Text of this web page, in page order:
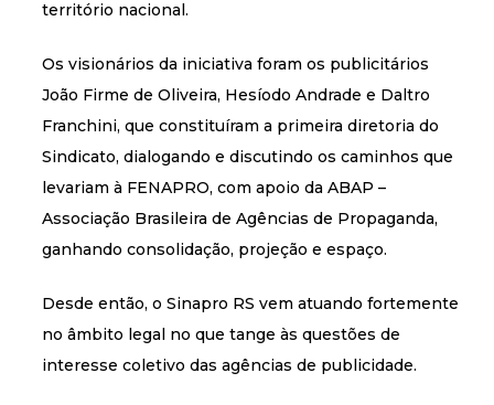
território nacional.
Os visionários da iniciativa foram os publicitários
João Firme de Oliveira, Hesíodo Andrade e Daltro
Franchini, que constituíram a primeira diretoria do
Sindicato, dialogando e discutindo os caminhos que
levariam à FENAPRO, com apoio da ABAP –
Associação Brasileira de Agências de Propaganda,
ganhando consolidação, projeção e espaço.
Desde então, o Sinapro RS vem atuando fortemente
no âmbito legal no que tange às questões de
interesse coletivo das agências de publicidade.